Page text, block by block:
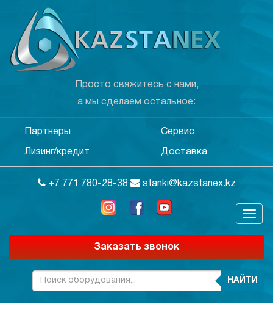
Просто свяжитесь с нами,
а мы сделаем остальное:
Партнеры Сервис
Лизинг/кредит Доставка
+7 771 780-28-38 stanki@kazstanex.kz
Заказать звонок
НАЙТИ